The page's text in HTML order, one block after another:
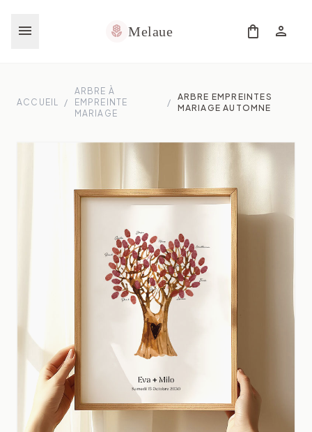
menu local_florist Melaue shopping_bag person
ACCUEIL /
ARBRE À
EMPREINTE
MARIAGE
/
ARBRE EMPREINTES
MARIAGE AUTOMNE